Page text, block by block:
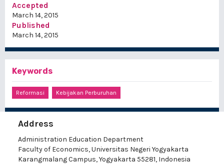
Accepted
March 14, 2015
Published
March 14, 2015
Keywords
Reformasi Kebijakan Perburuhan
Address
Administration Education Department
Faculty of Economics, Universitas Negeri Yogyakarta
Karangmalang Campus, Yogyakarta 55281, Indonesia